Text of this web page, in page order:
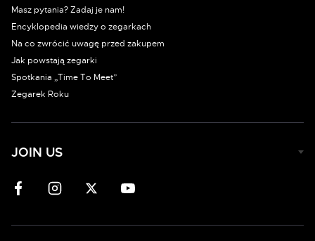
Masz pytania? Zadaj je nam!
Encyklopedia wiedzy o zegarkach
Na co zwrócić uwagę przed zakupem
Jak powstają zegarki
Spotkania „Time To Meet”
Zegarek Roku
JOIN US